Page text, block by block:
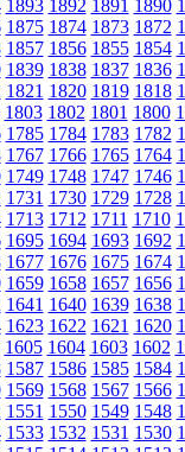
1893 1892 1891 1890
1875 1874 1873 1872
1857 1856 1855 1854
1839 1838 1837 1836
1821 1820 1819 1818
1803 1802 1801 1800
1785 1784 1783 1782
1767 1766 1765 1764
1749 1748 1747 1746
1731 1730 1729 1728
1713 1712 1711 1710
1695 1694 1693 1692
1677 1676 1675 1674
1659 1658 1657 1656
1641 1640 1639 1638
1623 1622 1621 1620
1605 1604 1603 1602
1587 1586 1585 1584
1569 1568 1567 1566
1551 1550 1549 1548
1533 1532 1531 1530